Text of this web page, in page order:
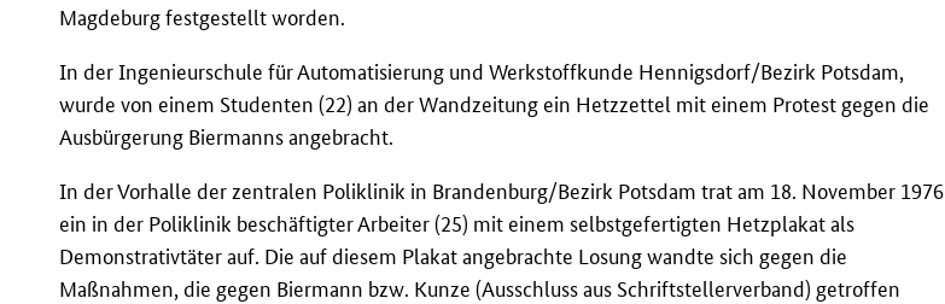
Magdeburg festgestellt worden.
In der Ingenieurschule für Automatisierung und Werkstoffkunde Hennigsdorf/Bezirk Potsdam,
wurde von einem Studenten (22) an der Wandzeitung ein Hetzzettel mit einem Protest gegen die
Ausbürgerung Biermanns angebracht.
In der Vorhalle der zentralen Poliklinik in Brandenburg/Bezirk Potsdam trat am 18. November 1976
ein in der Poliklinik beschäftigter Arbeiter (25) mit einem selbstgefertigten Hetzplakat als
Demonstrativtäter auf. Die auf diesem Plakat angebrachte Losung wandte sich gegen die
Maßnahmen, die gegen Biermann bzw. Kunze (Ausschluss aus Schriftstellerverband) getroffen